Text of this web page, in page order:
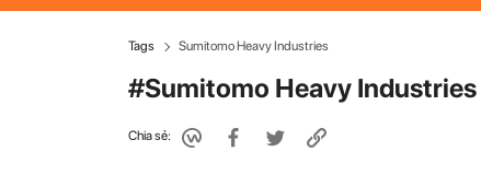
Tags Sumitomo Heavy Industries
#Sumitomo Heavy Industries
Chia sẻ: